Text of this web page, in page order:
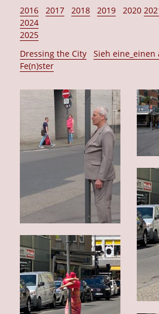
2016 2017 2018 2019 2020
2024
2025
Dressing the City
Sieh eine_einen
Fe(n)ster